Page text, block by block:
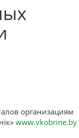
организациям
www.vkobrine.by